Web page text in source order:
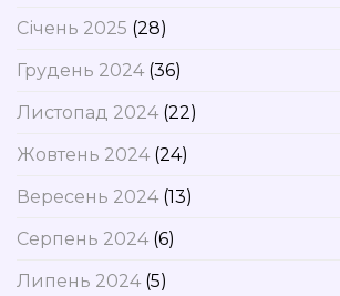
Січень 2025 (28)
Грудень 2024(36)
Листопад 2024(22)
Жовтень 2024(24)
Вересень 2024(13)
Серпень 2024(6)
Липень 2024(5)